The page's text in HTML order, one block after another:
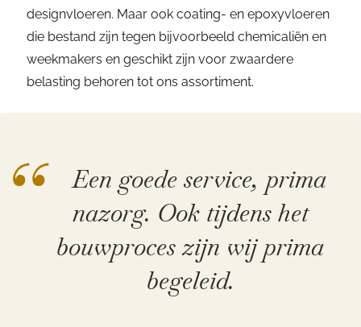
designvloeren. Maar ook coating- en epoxyvloeren
die bestand zijn tegen bijvoorbeeld chemicaliën en
weekmakers en geschikt zijn voor zwaardere
belasting behoren tot ons assortiment.
Een goede service, prima
nazorg. Ook tijdens het
bouwproces zijn wij prima
begeleid.